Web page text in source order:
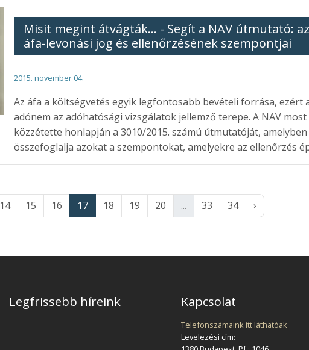
Misit megint átvágták... - Segít a NAV útmutató:
áfa-levonási jog és ellenőrzésének szempontjai
2015. november 04.
Az áfa a költségvetés egyik legfontosabb bevételi forrása, ezért
adónem az adóhatósági vizsgálatok jellemző terepe. A NAV most
közzétette honlapján a 3010/2015. számú útmutatóját, amelyben
összefoglalja azokat a szempontokat, amelyekre az ellenőrzés
14 15 16 17 18 19 20 ... 33 34 ›
Legfrissebb híreink Kapcsolat
Telefonszámaink itt láthatóak
Levelezési cím: